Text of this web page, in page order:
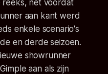
reeks, net voordat
aan kant werd
enkele scenario's
en derde seizoen.
showrunner
aan als zijn